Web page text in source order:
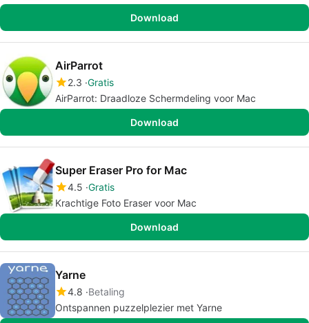
Download
AirParrot
2.3 Gratis
AirParrot: Draadloze Schermdeling voor Mac
Download
Super Eraser Pro for Mac
4.5 Gratis
Krachtige Foto Eraser voor Mac
Download
Yarne
4.8 Betaling
Ontspannen puzzelplezier met Yarne